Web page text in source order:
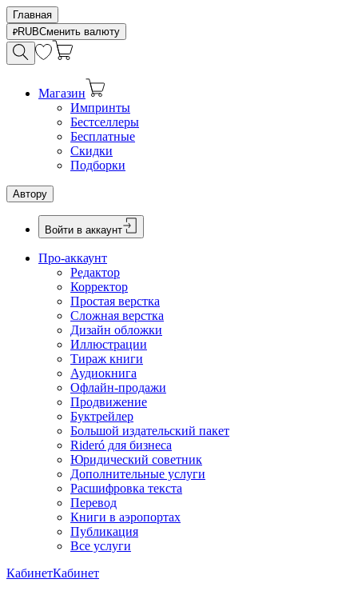
Главная
RUBСменить валюту
Магазин
Импринты
Бестселлеры
Бесплатные
Скидки
Подборки
Автору
Войти в аккаунт
Про-аккаунт
Редактор
Корректор
Простая верстка
Сложная верстка
Дизайн обложки
Иллюстрации
Тираж книги
Аудиокнига
Офлайн-продажи
Продвижение
Буктрейлер
Большой издательский пакет
Rideró для бизнеса
Юридический советник
Дополнительные услуги
Расшифровка текста
Перевод
Книги в аэропортах
Публикация
Все услуги
КабинетКабинет